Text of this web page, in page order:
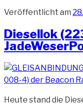
Veröffentlicht am
Diesellok
Heute stand die